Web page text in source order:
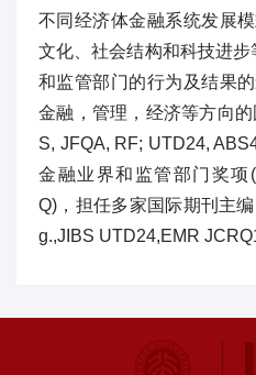
不同经济体金融系统发展
文化、社会结构和科技进步
和监管部门的行为及结果
金融，管理，经济等方向
S, JFQA, RF; UTD24,
金融业界和监管部门奖项
Q)，担任多家国际期刊主
g.,JIBS UTD24,EMR